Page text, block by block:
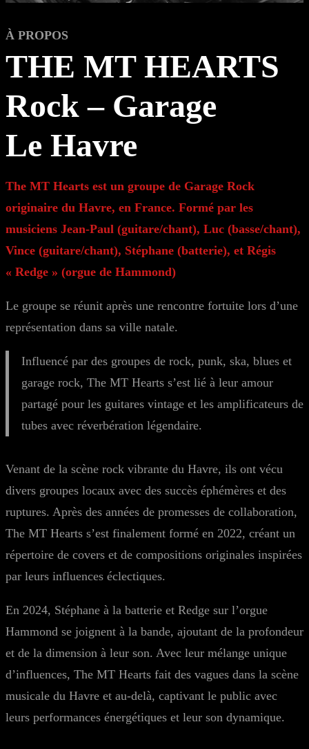
À PROPOS
THE MT HEARTS
Rock – Garage
Le Havre
The MT Hearts est un groupe de Garage Rock
originaire du Havre, en France. Formé par les
musiciens Jean-Paul (guitare/chant), Luc (basse/chant),
Vince (guitare/chant), Stéphane (batterie), et Régis
« Redge » (orgue de Hammond)
Le groupe se réunit après une rencontre fortuite lors d’une
représentation dans sa ville natale.
Influencé par des groupes de rock, punk, ska, blues et
garage rock, The MT Hearts s’est lié à leur amour
partagé pour les guitares vintage et les amplificateurs de
tubes avec réverbération légendaire.
Venant de la scène rock vibrante du Havre, ils ont vécu
divers groupes locaux avec des succès éphémères et des
ruptures. Après des années de promesses de collaboration,
The MT Hearts s’est finalement formé en 2022, créant un
répertoire de covers et de compositions originales inspirées
par leurs influences éclectiques.
En 2024, Stéphane à la batterie et Redge sur l’orgue
Hammond se joignent à la bande, ajoutant de la profondeur
et de la dimension à leur son. Avec leur mélange unique
d’influences, The MT Hearts fait des vagues dans la scène
musicale du Havre et au-delà, captivant le public avec
leurs performances énergétiques et leur son dynamique.